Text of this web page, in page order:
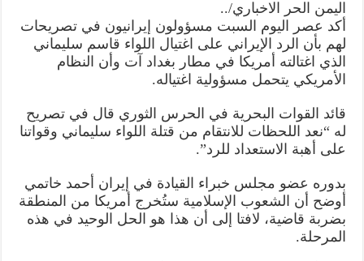
الاستعداد
للرد
على
اغتيال
سليماني
اليمن الحر الاخباري/..
أكد عصر اليوم السبت مسؤولون إيرانيون في تصريحات
لهم بأن الرد الإيراني على اغتيال اللواء قاسم سليماني
الذي اغتالته أمريكا في مطار بغداد آت وأن النظام
الأمريكي يتحمل مسؤولية اغتياله.
قائد القوات البحرية في الحرس الثوري قال في تصريح
له “نعد اللحظات للانتقام من قتلة اللواء سليماني وقواتنا
على أهبة الاستعداد للرد”.
بدوره عضو مجلس خبراء القيادة في إيران أحمد خاتمي
أوضح أن الشعوب الإسلامية ستُخرج أمريكا من المنطقة
بضربة قاضية، لافتا إلى أن هذا هو الحل الوحيد في هذه
المرحلة.